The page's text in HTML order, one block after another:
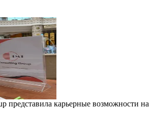
представила карьерные возможности на